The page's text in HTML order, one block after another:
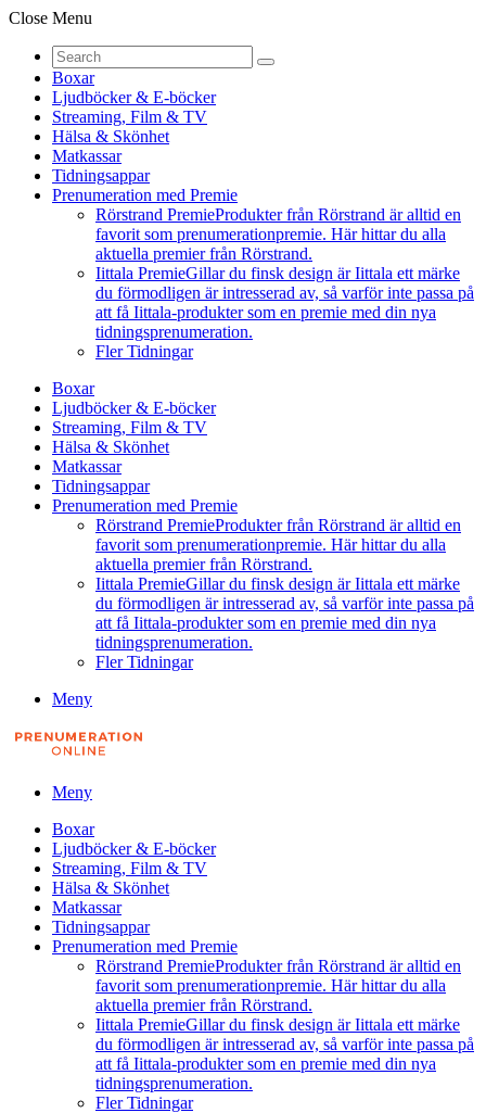
Close Menu
Boxar
Ljudböcker & E-böcker
Streaming, Film & TV
Hälsa & Skönhet
Matkassar
Tidningsappar
Prenumeration med Premie
Rörstrand PremieProdukter från Rörstrand är alltid en
favorit som prenumerationpremie. Här hittar du alla
aktuella premier från Rörstrand.
Iittala PremieGillar du finsk design är Iittala ett märke
du förmodligen är intresserad av, så varför inte passa på
att få Iittala-produkter som en premie med din nya
tidningsprenumeration.
Fler Tidningar
Boxar
Ljudböcker & E-böcker
Streaming, Film & TV
Hälsa & Skönhet
Matkassar
Tidningsappar
Prenumeration med Premie
Rörstrand PremieProdukter från Rörstrand är alltid en
favorit som prenumerationpremie. Här hittar du alla
aktuella premier från Rörstrand.
Iittala PremieGillar du finsk design är Iittala ett märke
du förmodligen är intresserad av, så varför inte passa på
att få Iittala-produkter som en premie med din nya
tidningsprenumeration.
Fler Tidningar
Meny
Meny
Boxar
Ljudböcker & E-böcker
Streaming, Film & TV
Hälsa & Skönhet
Matkassar
Tidningsappar
Prenumeration med Premie
Rörstrand PremieProdukter från Rörstrand är alltid en
favorit som prenumerationpremie. Här hittar du alla
aktuella premier från Rörstrand.
Iittala PremieGillar du finsk design är Iittala ett märke
du förmodligen är intresserad av, så varför inte passa på
att få Iittala-produkter som en premie med din nya
tidningsprenumeration.
Fler Tidningar